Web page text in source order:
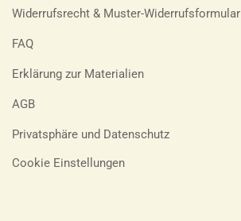
Widerrufsrecht & Muster-Widerrufsformular
FAQ
Erklärung zur Materialien
AGB
Privatsphäre und Datenschutz
Cookie Einstellungen